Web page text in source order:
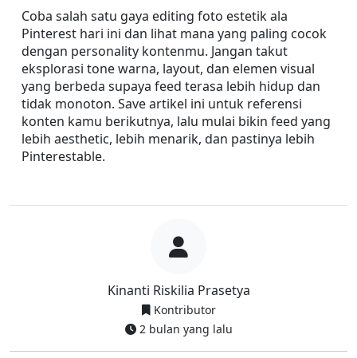
Kinanti Riskilia Prasetya
Kontributor
2 bulan yang lalu
Coba salah satu gaya editing foto estetik ala
Pinterest hari ini dan lihat mana yang paling cocok
dengan personality kontenmu. Jangan takut
eksplorasi tone warna, layout, dan elemen visual
yang berbeda supaya feed terasa lebih hidup dan
tidak monoton. Save artikel ini untuk referensi
konten kamu berikutnya, lalu mulai bikin feed yang
lebih aesthetic, lebih menarik, dan pastinya lebih
Pinterestable.